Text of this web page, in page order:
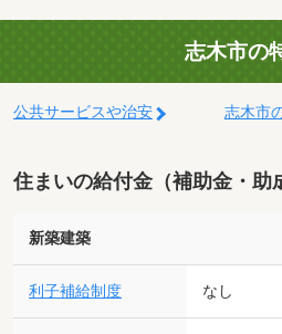
志木市の
公共サービスや治安 志木市
住まいの給付金（補助金・助
新築建築
利子補給制度 なし